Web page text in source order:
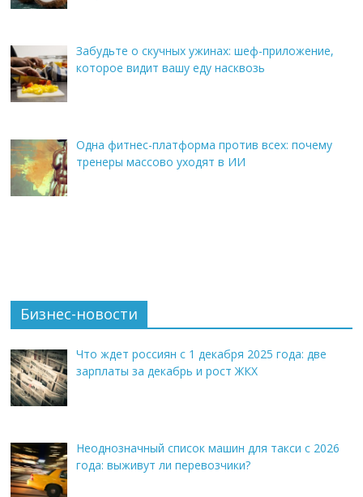
Забудьте о скучных ужинах: шеф-приложение,
которое видит вашу еду насквозь
Одна фитнес-платформа против всех: почему
тренеры массово уходят в ИИ
Бизнес-новости
Что ждет россиян с 1 декабря 2025 года: две
зарплаты за декабрь и рост ЖКХ
Неоднозначный список машин для такси с 2026
года: выживут ли перевозчики?